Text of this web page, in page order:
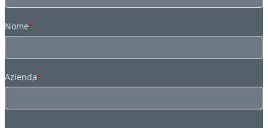
Nome*
Azienda*